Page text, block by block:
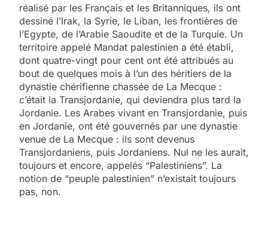
réalisé par les Français et les Britanniques, ils ont
dessiné l’Irak, la Syrie, le Liban, les frontières de
l’Egypte, de l’Arabie Saoudite et de la Turquie. Un
territoire appelé Mandat palestinien a été établi,
dont quatre-vingt pour cent ont été attribués au
bout de quelques mois à l’un des héritiers de la
dynastie chérifienne chassée de La Mecque :
c’était la Transjordanie, qui deviendra plus tard la
Jordanie. Les Arabes vivant en Transjordanie, puis
en Jordanie, ont été gouvernés par une dynastie
venue de La Mecque : ils sont devenus
Transjordaniens, puis Jordaniens. Nul ne les aurait,
toujours et encore, appelés “Palestiniens”. La
notion de “peuple palestinien” n’existait toujours
pas, non.